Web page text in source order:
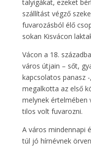
talyigákat, ezeket
szállítást végző
fuvarozásból élő
sokan Kisvácon
Vácon a 18.
város útjain – sőt,
kapcsolatos panasz
megalkotta az első
melynek értelmében
tilos volt fuvarozni.
A város mindennapi
túl jó hírnévnek